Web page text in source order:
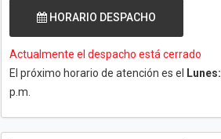
HORARIO DESPACHO
Actualmente el despacho está cerrado
El próximo horario de atención es el
Lunes:
p.m.